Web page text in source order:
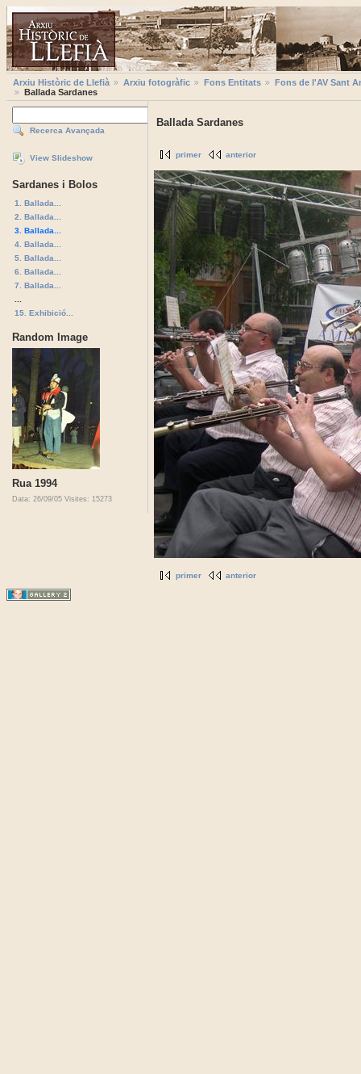
Arxiu Històric de Llefià Arxiu fotogràfic Fons Entitats
Fons de l'AV Sant
Ballada Sardanes
Recerca Avançada
View Slideshow
Sardanes i Bolos
1. Ballada...
2. Ballada...
3. Ballada...
4. Ballada...
5. Ballada...
6. Ballada...
7. Ballada...
15. Exhibició...
Random Image
Rua 1994
Data: 26/09/05 Visites: 15273
Ballada Sardanes
primer anterior
primer anterior